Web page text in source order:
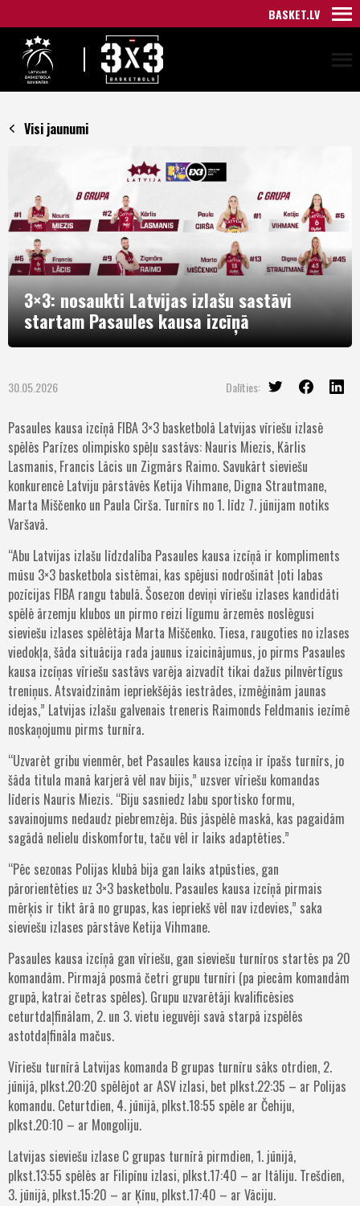
BASKET.LV
Visi jaunumi
3×3: nosaukti Latvijas izlašu sastāvi
startam Pasaules kausa izcīņā
30.05.2026 Dalīties:
Pasaules kausa izcīņā FIBA 3×3 basketbolā Latvijas vīriešu izlasē
spēlēs Parīzes olimpisko spēļu sastāvs: Nauris Miezis, Kārlis
Lasmanis, Francis Lācis un Zigmārs Raimo. Savukārt sieviešu
konkurencē Latviju pārstāvēs Ketija Vihmane, Digna Strautmane,
Marta Miščenko un Paula Cirša. Turnīrs no 1. līdz 7. jūnijam notiks
Varšavā.
“Abu Latvijas izlašu līdzdalība Pasaules kausa izcīņā ir kompliments
mūsu 3×3 basketbola sistēmai, kas spējusi nodrošināt ļoti labas
pozīcijas FIBA rangu tabulā. Šosezon deviņi vīriešu izlases kandidāti
spēlē ārzemju klubos un pirmo reizi līgumu ārzemēs noslēgusi
sieviešu izlases spēlētāja Marta Miščenko. Tiesa, raugoties no izlases
viedokļa, šāda situācija rada jaunus izaicinājumus, jo pirms Pasaules
kausa izcīņas vīriešu sastāvs varēja aizvadīt tikai dažus pilnvērtīgus
treniņus. Atsvaidzinām iepriekšējās iestrādes, izmēģinām jaunas
idejas,” Latvijas izlašu galvenais treneris Raimonds Feldmanis iezīmē
noskaņojumu pirms turnīra.
“Uzvarēt gribu vienmēr, bet Pasaules kausa izcīņa ir īpašs turnīrs, jo
šāda titula manā karjerā vēl nav bijis,” uzsver vīriešu komandas
līderis Nauris Miezis. “Biju sasniedz labu sportisko formu,
savainojums nedaudz piebremzēja. Būs jāspēlē maskā, kas pagaidām
sagādā nelielu diskomfortu, taču vēl ir laiks adaptēties.”
“Pēc sezonas Polijas klubā bija gan laiks atpūsties, gan
pārorientēties uz 3×3 basketbolu. Pasaules kausa izcīņā pirmais
mērķis ir tikt ārā no grupas, kas iepriekš vēl nav izdevies,” saka
sieviešu izlases pārstāve Ketija Vihmane.
Pasaules kausa izcīņā gan vīriešu, gan sieviešu turnīros startēs pa 20
komandām. Pirmajā posmā četri grupu turnīri (pa piecām komandām
grupā, katrai četras spēles). Grupu uzvarētāji kvalificēsies
ceturtdaļfinālam, 2. un 3. vietu ieguvēji savā starpā izspēlēs
astotdaļfināla mačus.
Vīriešu turnīrā Latvijas komanda B grupas turnīru sāks otrdien, 2.
jūnijā, plkst.20:20 spēlējot ar ASV izlasi, bet plkst.22:35 – ar Polijas
komandu. Ceturtdien, 4. jūnijā, plkst.18:55 spēle ar Čehiju,
plkst.20:10 – ar Mongoliju.
Latvijas sieviešu izlase C grupas turnīrā pirmdien, 1. jūnijā,
plkst.13:55 spēlēs ar Filipīnu izlasi, plkst.17:40 – ar Itāliju. Trešdien,
3. jūnijā, plkst.15:20 – ar Ķīnu, plkst.17:40 – ar Vāciju.